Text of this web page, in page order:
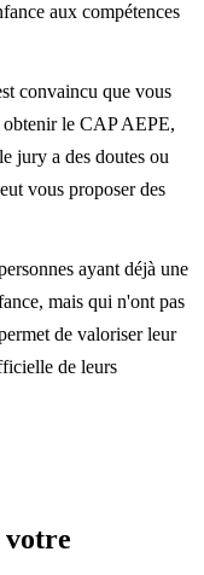
aux compétences
convaincu que vous
obtenir le CAP AEPE,
jury a des doutes ou
vous proposer des
ayant déjà une
mais qui n'ont pas
de valoriser leur
de leurs